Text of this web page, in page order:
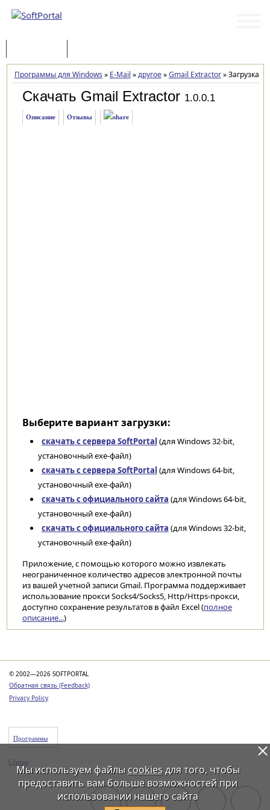
Программы для Windows » E-Mail »другое»Gmail Extractor»Загрузка
Скачать Gmail Extractor 1.0.0.1
Описание Отзывы
Выберите вариант загрузки:
скачать с сервера SoftPortal (для Windows 32-bit,
установочный exe-файл)
скачать с сервера SoftPortal (для Windows 64-bit,
установочный exe-файл)
скачать с официального сайта (для Windows 64-bit,
установочный exe-файл)
скачать с официального сайта (для Windows 32-bit,
установочный exe-файл)
Приложение, с помощью которого можно извлекать
неограниченное количество адресов электронной почты
из вашей учетной записи Gmail. Программа поддерживает
использование прокси Socks4/Socks5, Http/Https-прокси,
доступно сохранение результатов в файл Excel (полное
описание...)
© 2002—2026 SOFTPORTAL
Обратная связь (Feedback)
Privacy Policy
Программы
Статьи
Мы используем файлы cookiesдля того, чтобы
предоставить вам больше возможностей при
использовании нашего сайта